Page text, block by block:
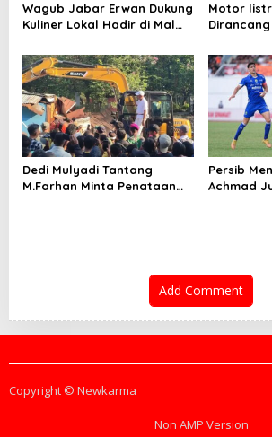
Wagub Jabar Erwan Dukung
Kuliner Lokal Hadir di Mal
Motor
Dirancang
Dedi Mulyadi Tantang
M.Farhan Minta Penataan
Persib
Achmad
Add Comment
Copyright © Newkarma
Non AMP Version